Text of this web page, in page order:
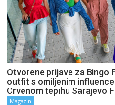
Otvorene prijave za Bingo
outfit s omiljenim
Crvenom tepihu Sarajevo
Magazin